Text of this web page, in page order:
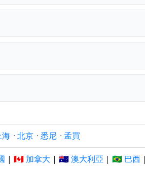
海 · 北京 · 悉尼 · 孟買
| 🇨🇦 加拿大 | 🇦🇺 澳大利亞 | 🇧🇷 巴西 |